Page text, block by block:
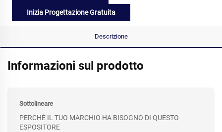
Inizia Progettazione Gratuita
Descrizione
Informazioni sul prodotto
Sottolineare
PERCHÉ IL TUO MARCHIO HA BISOGNO DI QUESTO
ESPOSITORE